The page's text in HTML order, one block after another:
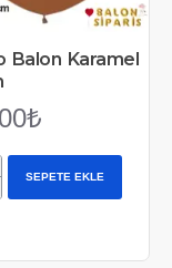
Balon Karamel
SEPETE EKLE